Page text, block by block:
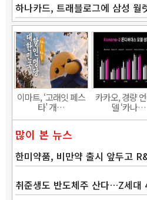
하나카드, 트래블로그에 삼성
이마트, ‘고래잇 페스
타’ 개…
카카오, 경량
델 ‘카나…
많이 본 뉴스
한미약품, 비만약 출시 앞두고
취준생도 반도체주 산다…Z세